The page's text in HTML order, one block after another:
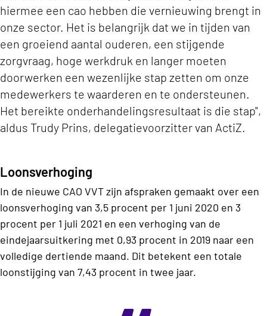
hiermee een cao hebben die vernieuwing brengt in
onze sector. Het is belangrijk dat we in tijden van
een groeiend aantal ouderen, een stijgende
zorgvraag, hoge werkdruk en langer moeten
doorwerken een wezenlijke stap zetten om onze
medewerkers te waarderen en te ondersteunen.
Het bereikte onderhandelingsresultaat is die stap",
aldus Trudy Prins, delegatievoorzitter van ActiZ.
Loonsverhoging
In de nieuwe CAO VVT zijn afspraken gemaakt over een
loonsverhoging van 3,5 procent per 1 juni 2020 en 3
procent per 1 juli 2021 en een verhoging van de
eindejaarsuitkering met 0,93 procent in 2019 naar een
volledige dertiende maand. Dit betekent een totale
loonstijging van 7,43 procent in twee jaar.